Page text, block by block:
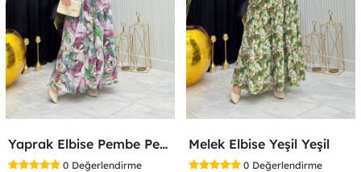
Yaprak Elbise Pembe Pembe
0 Değerlendirme
Melek Elbise Yeşil Yeşil
0 Değerlendirme